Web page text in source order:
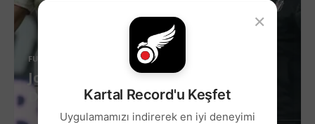
FUTBOL
Josef De Souza'dan Sergen Yalçın'a
Destek Mesajı!
×
Kartal Record'u Keşfet
Uygulamamızı indirerek en iyi deneyimi